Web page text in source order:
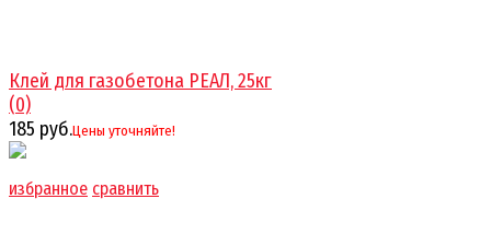
избранное сравнить
Клей для газобетона РЕАЛ, 25кг
(0)
185 руб.Цены уточняйте!